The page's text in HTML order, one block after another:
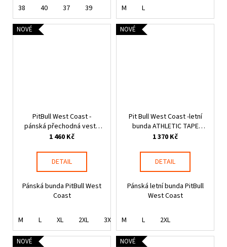
38 40 37 39 M L
NOVÉ
PitBull West Coast -
pánská přechodná vesta
HOFER s kapucí černá
1 460 Kč
DETAIL
Pánská bunda PitBull West
Coast
M L XL 2XL 3XL
NOVÉ
Pit Bull West Coast -letní
bunda ATHLETIC TAPE
černá
1 370 Kč
DETAIL
Pánská letní bunda PitBull
West Coast
M L 2XL
NOVÉ NOVÉ